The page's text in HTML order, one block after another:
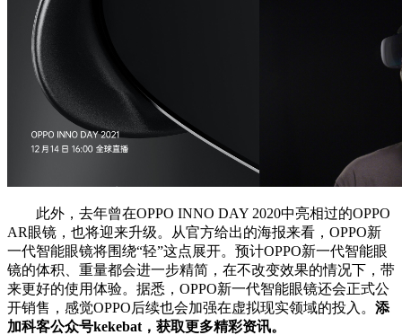
此外，去年曾在OPPO INNO DAY 2020中亮相过的OPPO
AR眼镜，也将迎来升级。从官方给出的海报来看，OPPO新
一代智能眼镜将围绕“轻”这点展开。预计OPPO新一代智能眼
镜的体积、重量都会进一步精简，在不改变效果的情况下，带
来更好的使用体验。据悉，OPPO新一代智能眼镜还会正式公
开销售，感觉OPPO后续也会加强在虚拟现实领域的投入。 添
加科客公众号kekebat，获取更多精彩资讯。